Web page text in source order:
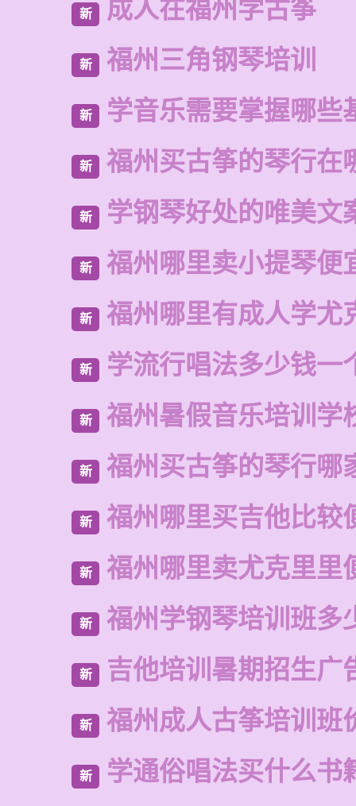
新 成人在福州学古筝
新 福州三角钢琴培训
新 学音乐需要掌握哪些
新 福州买古筝的琴行在
新 学钢琴好处的唯美文
新 福州哪里卖小提琴便
新 福州哪里有成人学尤
新 学流行唱法多少钱一
新 福州暑假音乐培训学
新 福州买古筝的琴行哪
新 福州哪里买吉他比较
新 福州哪里卖尤克里里
新 福州学钢琴培训班多
新 吉他培训暑期招生广
新 福州成人古筝培训班
新 学通俗唱法买什么书